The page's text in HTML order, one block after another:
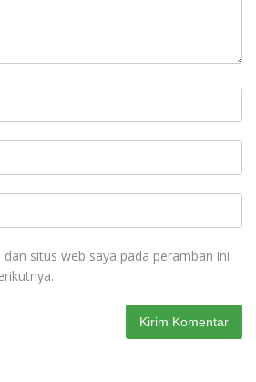
situs web saya pada peramban ini